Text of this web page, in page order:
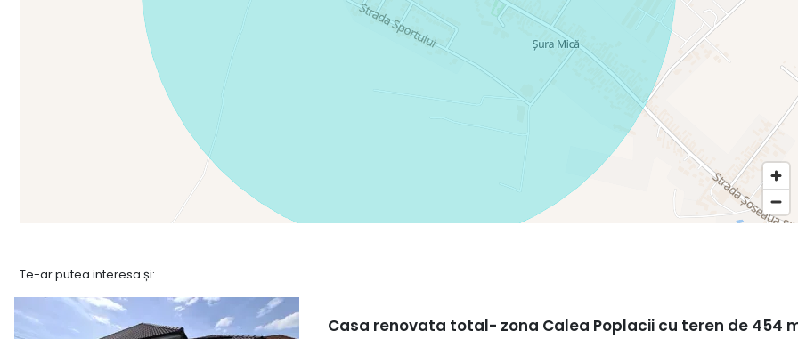
Te-ar putea interesa și:
Casa renovata total- zona Calea Poplacii cu teren de 454